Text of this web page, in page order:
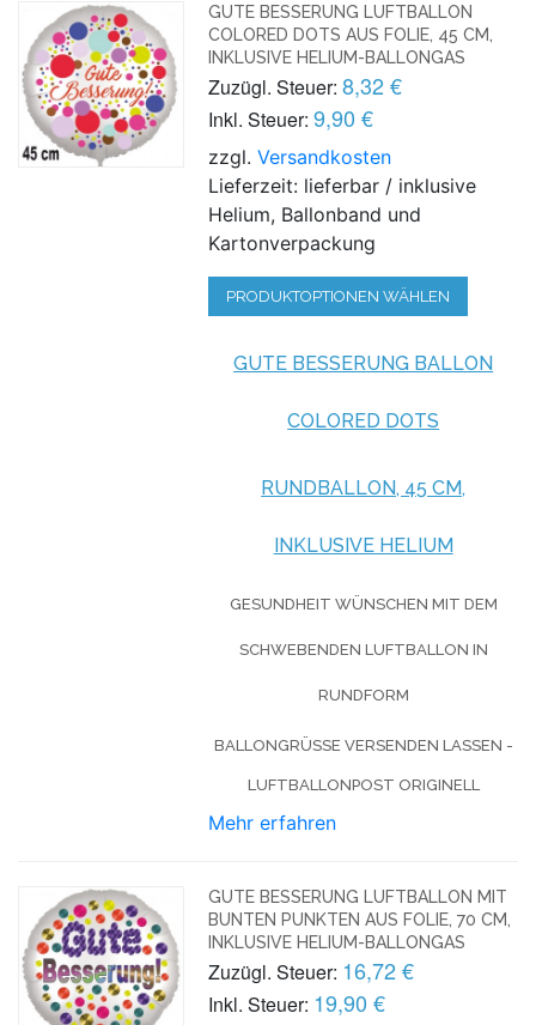
GUTE BESSERUNG LUFTBALLON
COLORED DOTS AUS FOLIE, 45 CM,
INKLUSIVE HELIUM-BALLONGAS
Zuzügl. Steuer: 8,32 €
Inkl. Steuer: 9,90 €
zzgl.Versandkosten
Lieferzeit: lieferbar / inklusive
Helium, Ballonband und
Kartonverpackung
PRODUKTOPTIONEN WÄHLEN
GUTE BESSERUNG BALLON
COLORED DOTS
RUNDBALLON, 45 CM,
INKLUSIVE HELIUM
GESUNDHEIT WÜNSCHEN MIT DEM
SCHWEBENDEN LUFTBALLON IN
RUNDFORM
BALLONGRÜSSE VERSENDEN LASSEN - L
UFTBALLONPOST ORIGINELL
Mehr erfahren
GUTE BESSERUNG LUFTBALLON MIT
BUNTEN PUNKTEN AUS FOLIE, 70 CM,
INKLUSIVE HELIUM-BALLONGAS
Zuzügl. Steuer: 16,72 €
Inkl. Steuer: 19,90 €